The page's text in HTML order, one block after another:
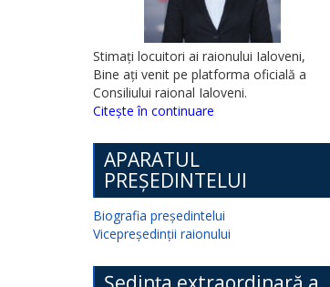
Stimați locuitori ai raionului Ialoveni,
Bine ați venit pe platforma oficială a
Consiliului raional Ialoveni.
Citește în continuare
APARATUL
PREȘEDINTELUI
Biografia președintelui
Vicepreședinții raionului